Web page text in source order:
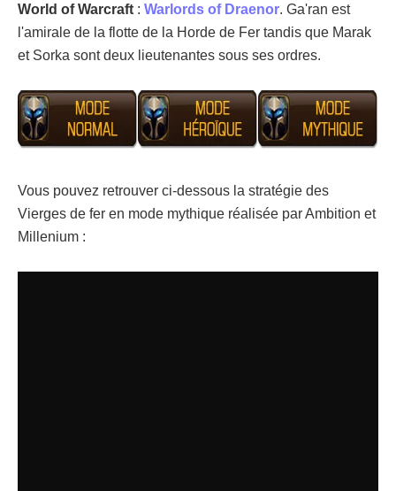
World of Warcraft : Warlords of Draenor. Ga'ran est
l'amirale de la flotte de la Horde de Fer tandis que Marak
et Sorka sont deux lieutenantes sous ses ordres.
Vous pouvez retrouver ci-dessous la stratégie des
Vierges de fer en mode mythique réalisée par Ambition et
Millenium :